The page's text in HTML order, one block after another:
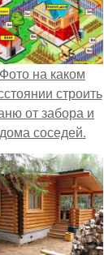
Фото на каком
строить
от забора и
дома соседей.
между
объектами на
согласно
нормам